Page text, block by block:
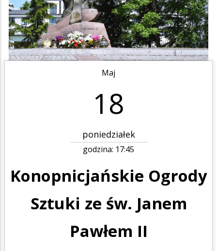
Maj
18
poniedziałek
godzina: 17:45
Konopnicjańskie Ogrody
Sztuki ze św. Janem
Pawłem II